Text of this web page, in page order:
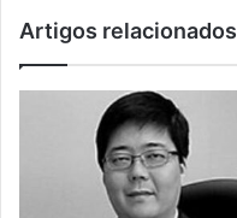
Artigos relacionados